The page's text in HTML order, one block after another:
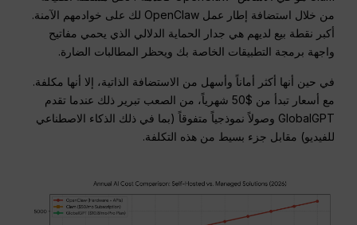
من خلال استضافة إطار عمل OpenClaw لك على خوادمهم الآمنة.
أكبر نقطة بيع لديهم هي جدار الحماية الدلالي الذي يحمي مفاتيح
واجهة برمجة التطبيقات الخاصة بك ويحظر المطالبات الضارة.
في حين أنها أكثر أماناً وأسهل من الاستضافة الذاتية، إلا أنها مكلفة.
مع أسعار تبدأ من $50 شهرياً، من الصعب تبرير ذلك عندما تقدم
GlobalGPT وصولاً نموذجياً متفوقاً (بما في ذلك الذكاء الاصطناعي
للفيديو) مقابل جزء بسيط من هذه التكلفة.